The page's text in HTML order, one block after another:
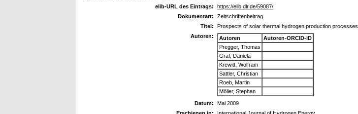
elib-URL des Eintrags:
https://elib.dlr.de/59087/
Dokumentart:
Zeitschriftenbeitrag
Titel:
Prospects of solar thermal hydrogen production processes
Autoren:
Autoren
Autoren-ORCID-iD
Pregger, Thomas
Graf, Daniela
Krewitt, Wolfram
Sattler, Christian
Roeb, Martin
Möller, Stephan
Datum:
Mai 2009